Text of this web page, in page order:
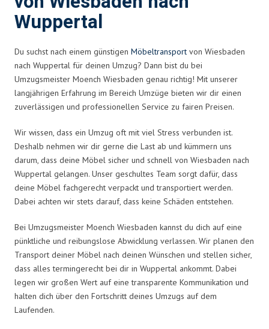
Wuppertal
Du suchst nach einem günstigen Möbeltransport von Wiesbaden
nach Wuppertal für deinen Umzug? Dann bist du bei
Umzugsmeister Moench Wiesbaden genau richtig! Mit unserer
langjährigen Erfahrung im Bereich Umzüge bieten wir dir einen
zuverlässigen und professionellen Service zu fairen Preisen.
Wir wissen, dass ein Umzug oft mit viel Stress verbunden ist.
Deshalb nehmen wir dir gerne die Last ab und kümmern uns
darum, dass deine Möbel sicher und schnell von Wiesbaden nach
Wuppertal gelangen. Unser geschultes Team sorgt dafür, dass
deine Möbel fachgerecht verpackt und transportiert werden.
Dabei achten wir stets darauf, dass keine Schäden entstehen.
Bei Umzugsmeister Moench Wiesbaden kannst du dich auf eine
pünktliche und reibungslose Abwicklung verlassen. Wir planen den
Transport deiner Möbel nach deinen Wünschen und stellen sicher,
dass alles termingerecht bei dir in Wuppertal ankommt. Dabei
legen wir großen Wert auf eine transparente Kommunikation und
halten dich über den Fortschritt deines Umzugs auf dem
Laufenden.